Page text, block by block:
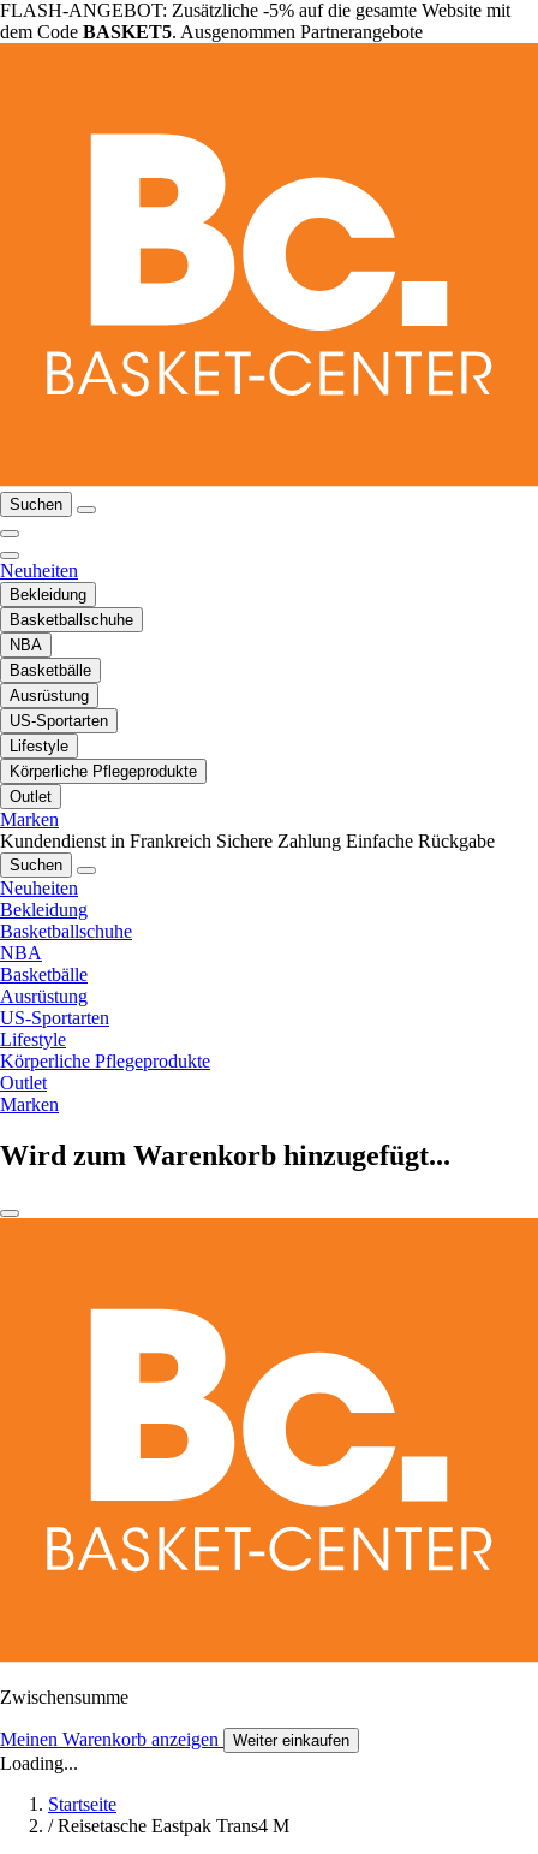
FLASH-ANGEBOT: Zusätzliche -5% auf die gesamte Website mit
dem Code BASKET5. Ausgenommen Partnerangebote
Suchen
Neuheiten
Bekleidung
Basketballschuhe
NBA
Basketbälle
Ausrüstung
US-Sportarten
Lifestyle
Körperliche Pflegeprodukte
Outlet
Marken
Kundendienst in Frankreich Sichere Zahlung Einfache Rückgabe
Suchen
Neuheiten
Bekleidung
Basketballschuhe
NBA
Basketbälle
Ausrüstung
US-Sportarten
Lifestyle
Körperliche Pflegeprodukte
Outlet
Marken
Wird zum Warenkorb hinzugefügt...
Zwischensumme
Meinen Warenkorb anzeigen Weiter einkaufen
Loading...
Startseite
/ Reisetasche Eastpak Trans4 M